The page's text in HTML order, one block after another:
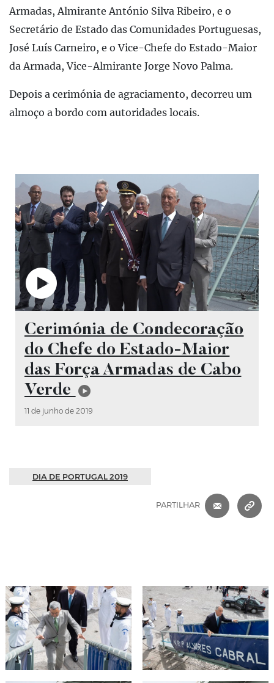
Armadas, Almirante António Silva Ribeiro, e o
Secretário de Estado das Comunidades Portuguesas,
José Luís Carneiro, e o Vice-Chefe do Estado-Maior
da Armada, Vice-Almirante Jorge Novo Palma.
Depois a cerimónia de agraciamento, decorreu um
almoço a bordo com autoridades locais.
Vídeo
Cerimónia de Condecoração
do Chefe do Estado-Maior
das Força Armadas de Cabo
Verde
11 de junho de 2019
DIA DE PORTUGAL 2019
PARTILHAR